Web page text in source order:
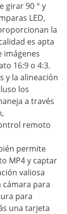
girar 90 ° y
LED,
la
es apta
imágenes
16:9 o 4:3.
y la alineación
los
a través
remoto
permite
MP4 y captar
valiosa
cámara para
para
una tarjeta